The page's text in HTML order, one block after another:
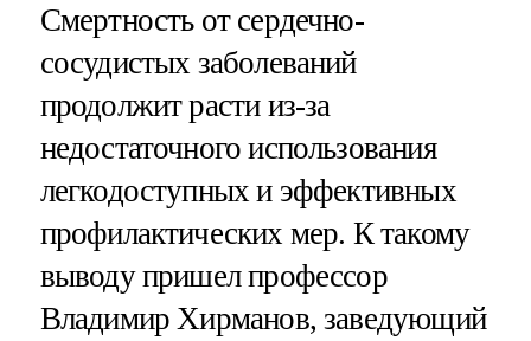
Смертность от сердечно-
сосудистых заболеваний
продолжит расти из-за
недостаточного использования
легкодоступных и эффективных
профилактических мер. К такому
выводу пришел профессор
Владимир Хирманов, заведующий